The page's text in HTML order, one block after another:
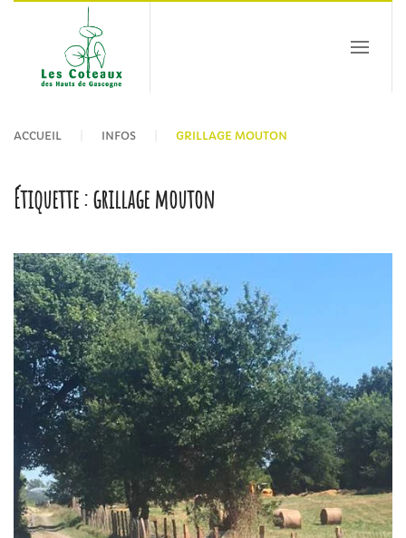
Passer au contenu principal
ACCUEIL INFOS GRILLAGE MOUTON
Étiquette :grillage mouton